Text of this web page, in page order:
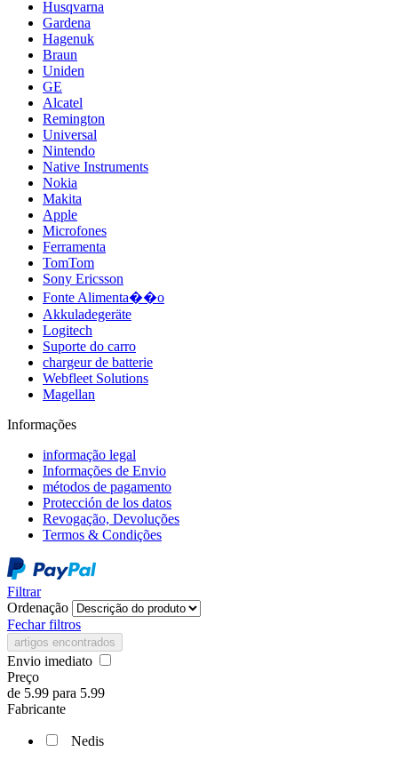
Husqvarna
Gardena
Hagenuk
Braun
Uniden
GE
Alcatel
Remington
Universal
Nintendo
Native Instruments
Nokia
Makita
Apple
Microfones
Ferramenta
TomTom
Sony Ericsson
Fonte Alimenta��o
Akkuladegeräte
Logitech
Suporte do carro
chargeur de batterie
Webfleet Solutions
Magellan
Informações
informação legal
Informações de Envio
métodos de pagamento
Protección de los datos
Revogação, Devoluções
Termos & Condições
Filtrar
Ordenação
Fechar filtros
artigos encontrados
Envio imediato
Preço
de 5.99 para 5.99
Fabricante
Nedis